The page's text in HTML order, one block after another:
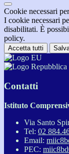
Cookie necessari
I cookie necessari
disabilitati. È
policy.
Accetta tutti
Contatti
Istituto
Via Santo
Tel: 02
Email:
PEC: